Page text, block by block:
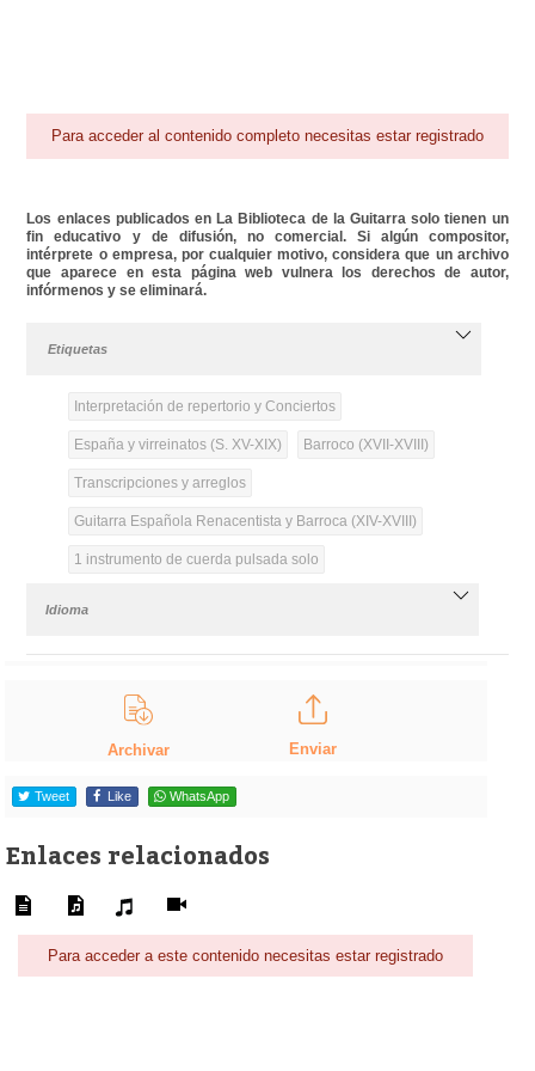
Para acceder al contenido completo necesitas estar registrado
Los enlaces publicados en La Biblioteca de la Guitarra solo tienen un
fin educativo y de difusión, no comercial. Si algún compositor,
intérprete o empresa, por cualquier motivo, considera que un archivo
que aparece en esta página web vulnera los derechos de autor,
infórmenos y se eliminará.
Etiquetas
Interpretación de repertorio y Conciertos
España y virreinatos (S. XV-XIX) Barroco (XVII-XVIII)
Transcripciones y arreglos
Guitarra Española Renacentista y Barroca (XIV-XVIII)
1 instrumento de cuerda pulsada solo
Idioma
Archivar Enviar
Tweet Like WhatsApp
Enlaces relacionados
Para acceder a este contenido necesitas estar registrado